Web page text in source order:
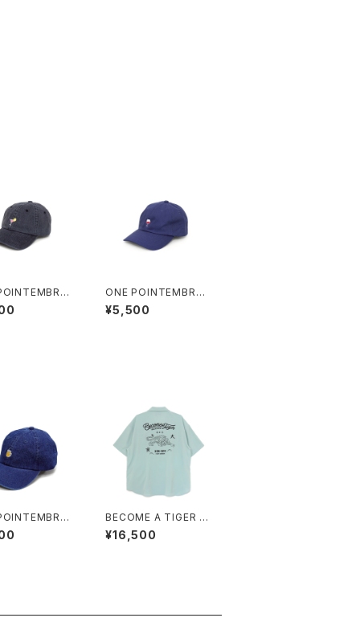
CAP “cockta
ONE POINTEMBROI
DERED CAP “wine”
cotton
¥5,500
CAP “beer”
BECOME A TIGER E
MBROIDERED HALF
SLEEVE SHIRTS ligh
¥16,500